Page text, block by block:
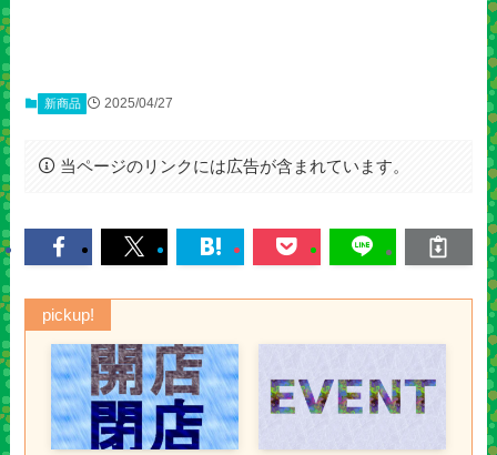
新商品 2025/04/27
当ページのリンクには広告が含まれています。
pickup!